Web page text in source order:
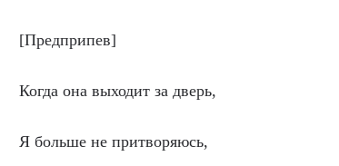
[Предприпев]
Когда она выходит за дверь,
Я больше не притворяюсь,